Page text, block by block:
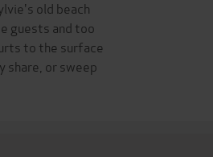
old beach
guests and too
to the surface
share, or sweep